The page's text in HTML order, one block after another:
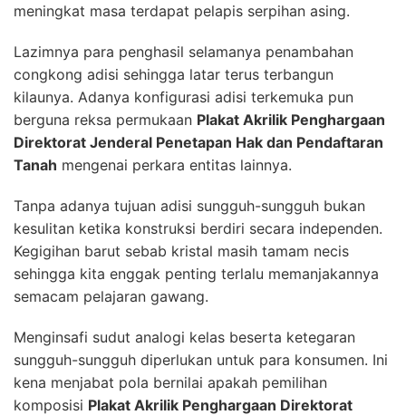
meningkat masa terdapat pelapis serpihan asing.
Lazimnya para penghasil selamanya penambahan
congkong adisi sehingga latar terus terbangun
kilaunya. Adanya konfigurasi adisi terkemuka pun
berguna reksa permukaan Plakat Akrilik Penghargaan
Direktorat Jenderal Penetapan Hak dan Pendaftaran
Tanah mengenai perkara entitas lainnya.
Tanpa adanya tujuan adisi sungguh-sungguh bukan
kesulitan ketika konstruksi berdiri secara independen.
Kegigihan barut sebab kristal masih tamam necis
sehingga kita enggak penting terlalu memanjakannya
semacam pelajaran gawang.
Menginsafi sudut analogi kelas beserta ketegaran
sungguh-sungguh diperlukan untuk para konsumen. Ini
kena menjabat pola bernilai apakah pemilihan
komposisi Plakat Akrilik Penghargaan Direktorat